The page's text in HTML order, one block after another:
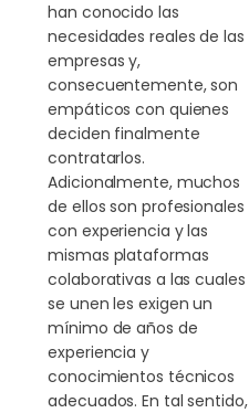
han conocido las
necesidades reales de las
empresas y,
consecuentemente, son
empáticos con quienes
deciden finalmente
contratarlos.
Adicionalmente, muchos
de ellos son profesionales
con experiencia y las
mismas plataformas
colaborativas a las cuales
se unen les exigen un
mínimo de años de
experiencia y
conocimientos técnicos
adecuados. En tal sentido,